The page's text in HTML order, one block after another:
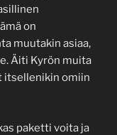
on
muutakin asiaa,
Äiti Kyrön muita
itsellenikin omiin
paketti voita ja